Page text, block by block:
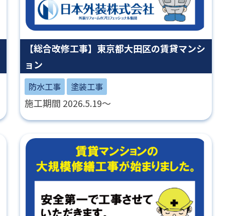
【総合改修工事】東京都大田区の賃貸マンシ
ョン
防水工事 塗装工事
施工期間 2026.5.19～